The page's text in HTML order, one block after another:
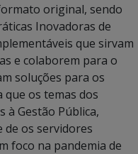
original, sendo
Inovadoras de
que sirvam
e colaborem para o
soluções para os
que os temas dos
à Gestão Pública,
de os servidores
foco na pandemia de